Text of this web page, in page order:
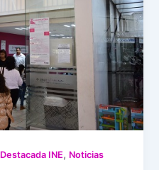
Destacada INE, Noticias